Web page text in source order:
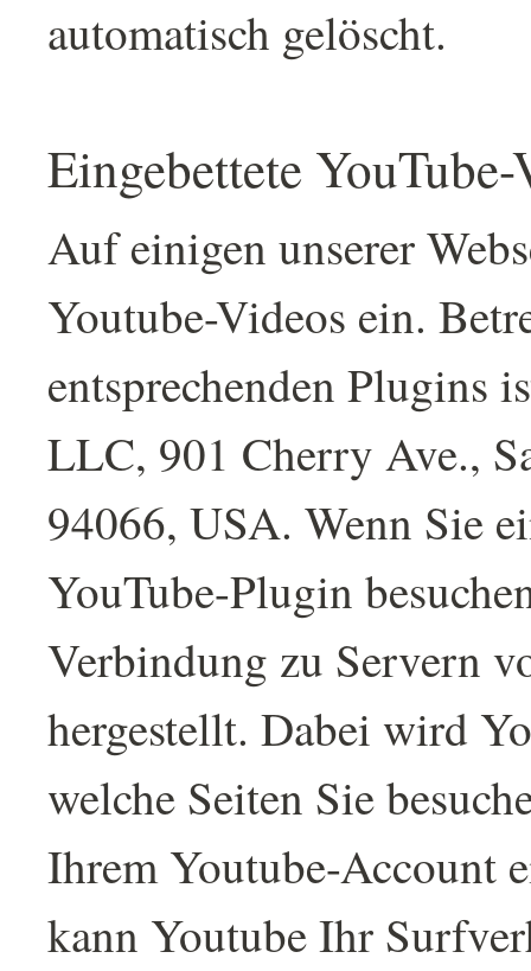
automatisch gelöscht.
Eingebettete
Auf einigen unserer
Youtube-Videos ein.
entsprechenden Plugins
LLC, 901 Cherry Ave.,
94066, USA. Wenn Sie
YouTube-Plugin
Verbindung zu Servern
hergestellt. Dabei wird
welche Seiten Sie
Ihrem Youtube-Account
kann Youtube Ihr